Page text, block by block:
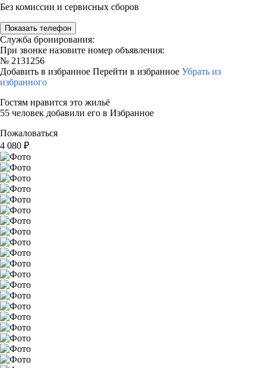
Без комиссии и сервисных сборов
Показать телефон
Служба бронирования:
При звонке назовите номер объявления:
№ 2131256
Добавить в избранное Перейти в избранное Убрать из
избранного
Гостям нравится это жильё
55 человек добавили его в Избранное
Пожаловаться
4 080 ₽